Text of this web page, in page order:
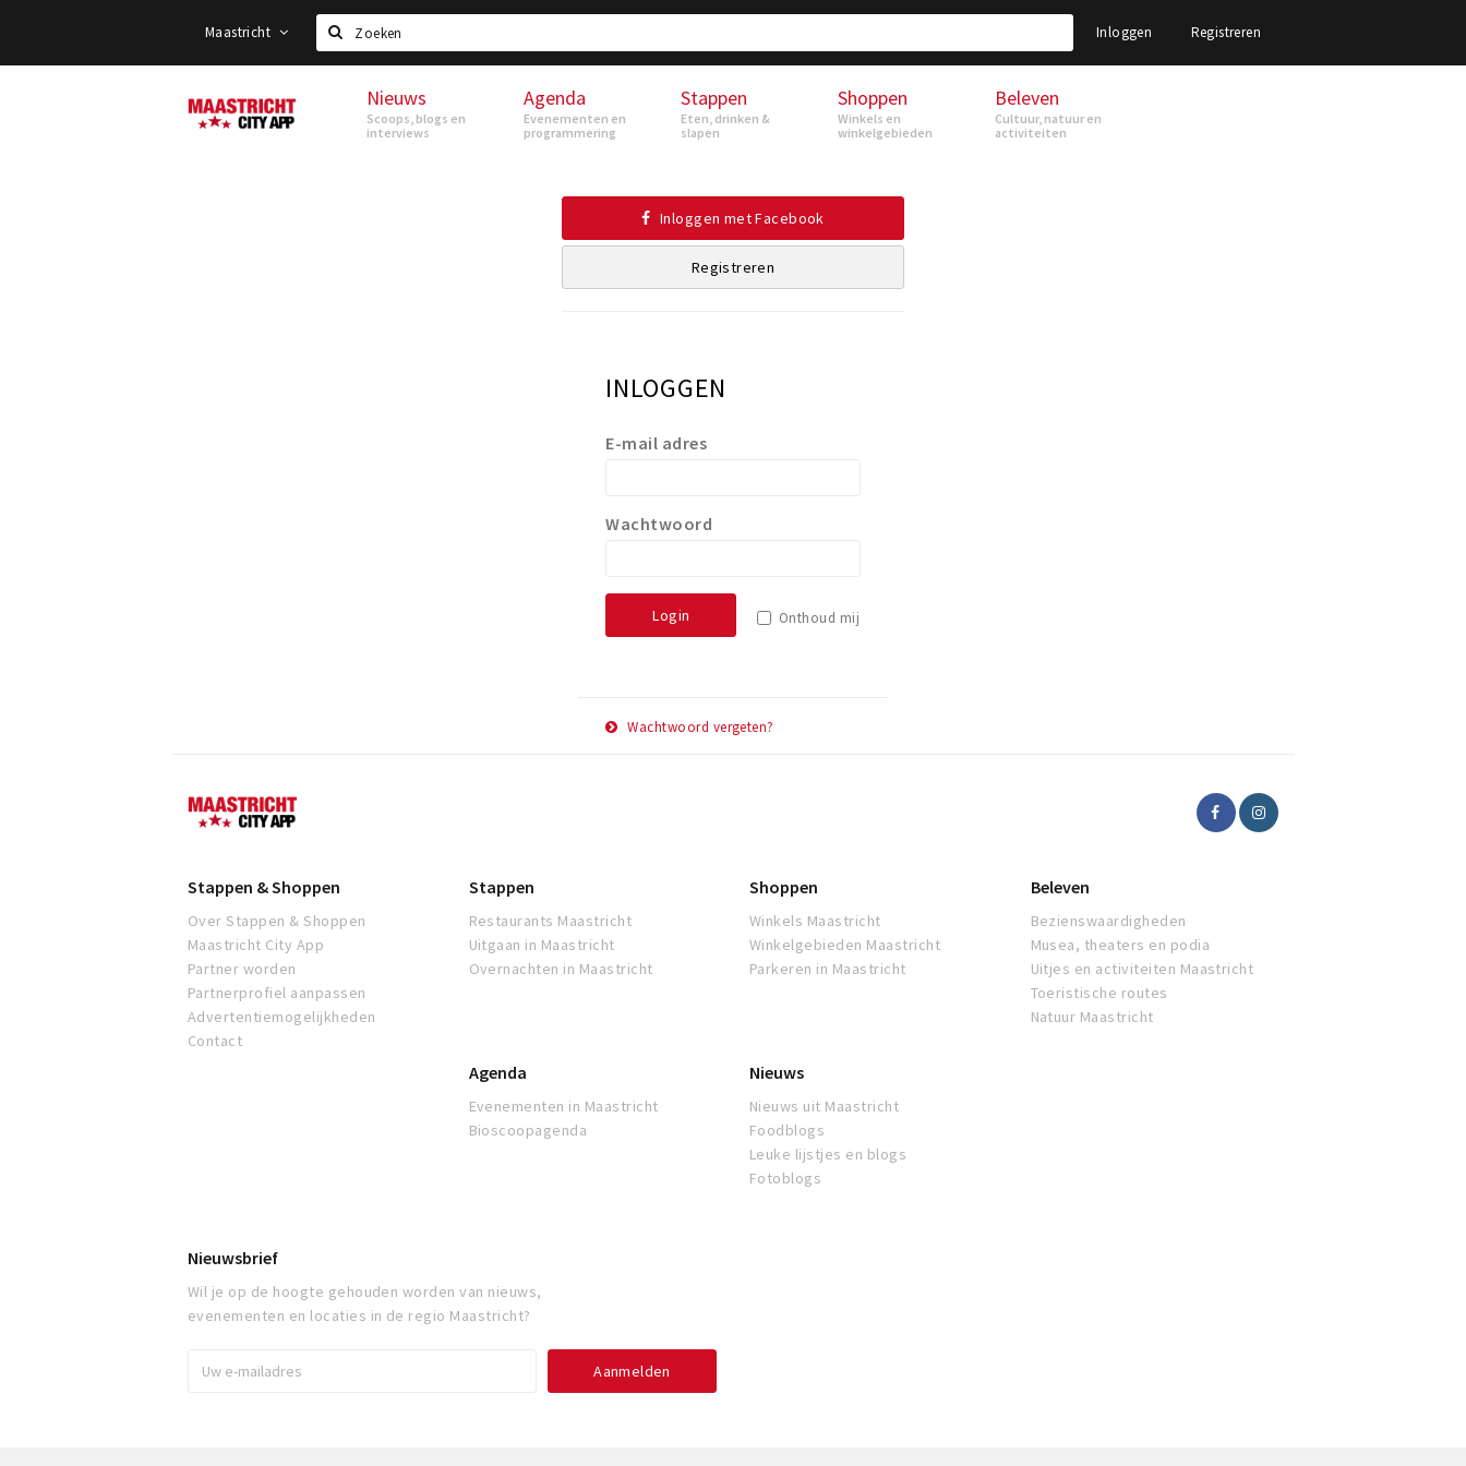
Maastricht
Zoeken
Inloggen Registreren
Maastricht Nieuws
Scoops, blogs en
interviews
Agenda
Evenementen en
programmering
Stappen
Eten, drinken &
slapen
Shoppen
Winkels en
winkelgebieden
Beleven
Cultuur, natuur en
activiteiten
Inloggen met Facebook
Registreren
INLOGGEN
E-mail adres
Wachtwoord
Login Onthoud mij
Wachtwoord vergeten?
Maastricht
Stappen & Shoppen
Over Stappen & Shoppen
Maastricht City App
Partner worden
Partnerprofiel aanpassen
Advertentiemogelijkheden
Contact
Stappen
Restaurants Maastricht
Uitgaan in Maastricht
Overnachten in Maastricht
Shoppen
Winkels Maastricht
Winkelgebieden Maastricht
Parkeren in Maastricht
Beleven
Bezienswaardigheden
Musea, theaters en podia
Uitjes en activiteiten Maastricht
Toeristische routes
Natuur Maastricht
Agenda
Evenementen in Maastricht
Bioscoopagenda
Nieuws
Nieuws uit Maastricht
Foodblogs
Leuke lijstjes en blogs
Fotoblogs
Nieuwsbrief
Wil je op de hoogte gehouden worden van nieuws,
evenementen en locaties in de regio Maastricht?